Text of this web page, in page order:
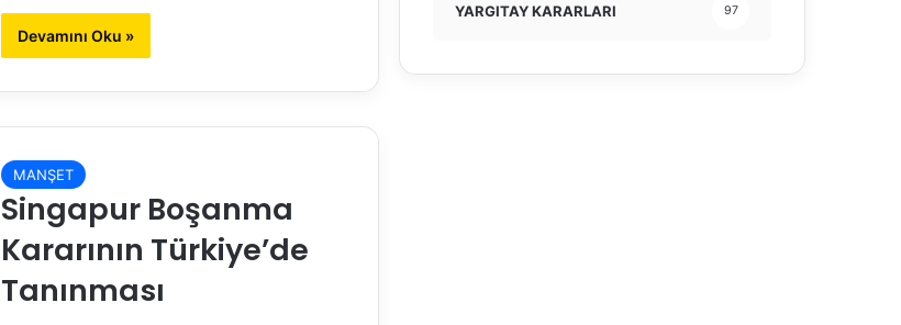
Devamını Oku »
MANŞET
Singapur Boşanma
Kararının Türkiye’de
Tanınması
YARGITAY KARARLARI 97